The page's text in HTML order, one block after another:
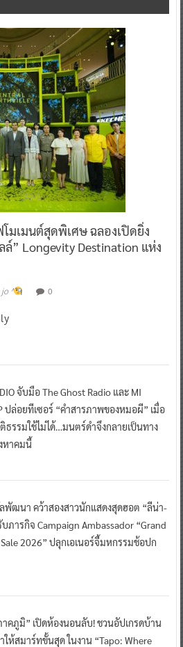
มเมนต์สุดพิเศษ ฉลองเปิดยิ่ง
” Longevity Destination แห่ง
jo ^ 0
จับมือ The Ghost Radio และ MI
ปล่อยทีเซอร์ “คำสารภาพของหมอผี” เมื่อ
ธรรมใช้ไม่ได้…มนตร์ดำจึงกลายเป็นทาง
หาคมนี้
พัฒนา คว้าสองสาวนักแสดงสุดฮอต “ลีน่า-
ภารกิจ Campaign Ambassador “Grand
2026” ปลุกเอเนอร์จี้มหกรรมช้อปก
าคภูมิ” เปิดห้องนอนลับ! ชวนอัปเกรดบ้าน
ให้สมาร์ทขั้นสุด ในงาน “Tapo: Where